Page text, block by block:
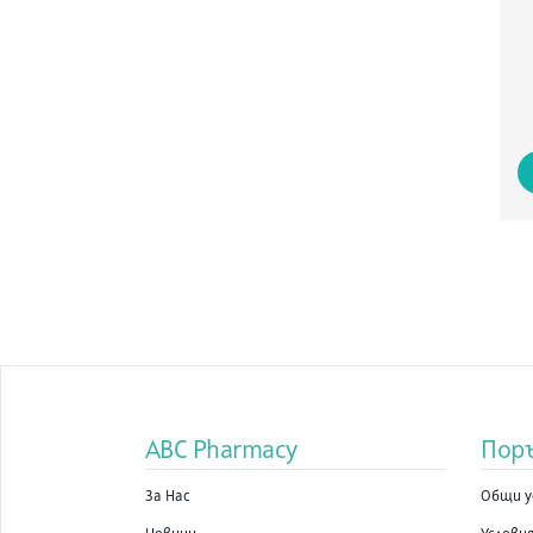
ABC Pharmacy
За Нас Общи